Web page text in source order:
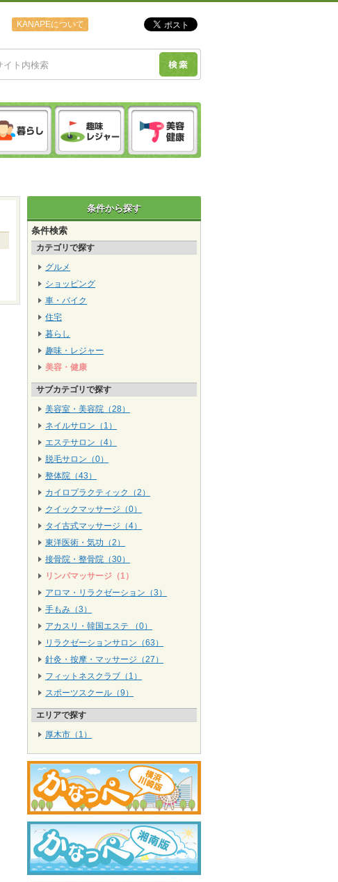
KANAPEについて
条件から探す
条件検索
カテゴリで探す
グルメ
ショッピング
車・バイク
住宅
暮らし
趣味・レジャー
美容・健康
サブカテゴリで探す
美容室・美容院（28）
ネイルサロン（1）
エステサロン（4）
脱毛サロン（0）
整体院（43）
カイロプラクティック（2）
クイックマッサージ（0）
タイ古式マッサージ（4）
東洋医術・気功（2）
接骨院・整骨院（30）
リンパマッサージ（1）
アロマ・リラクゼーション（3）
手もみ（3）
アカスリ・韓国エステ （0）
リラクゼーションサロン（63）
針灸・按摩・マッサージ（27）
フィットネスクラブ（1）
スポーツスクール（9）
エリアで探す
厚木市（1）